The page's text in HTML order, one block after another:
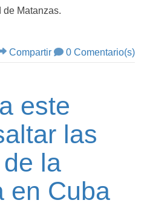
Matanzas.
Compartir 0 Comentario(s)
este
las
la
en Cuba